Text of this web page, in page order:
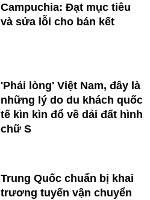
Campuchia: Đạt mục tiêu
và sửa lỗi cho bán kết
'Phải lòng' Việt Nam, đây là
những lý do du khách quốc
tế kìn kìn đổ về dải đất hình
chữ S
Trung Quốc chuẩn bị khai
trương tuyến vận chuyển